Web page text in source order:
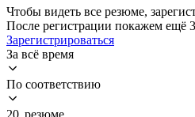
Чтобы видеть все резюме,
После регистрации покажем ещё
Зарегистрироваться
За всё время
По соответствию
20 резюме